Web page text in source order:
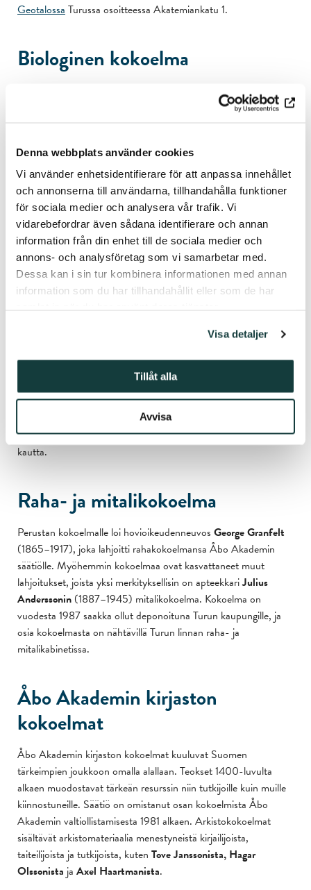
Denna webbplats använder cookies
Vi använder enhetsidentifierare för att anpassa innehållet
och annonserna till användarna, tillhandahålla funktioner
för sociala medier och analysera vår trafik. Vi
vidarebefordrar även sådana identifierare och annan
information från din enhet till de sociala medier och
annons- och analysföretag som vi samarbetar med.
Dessa kan i sin tur kombinera informationen med annan
information som du har tillhandahållit eller som de har
Visa detaljer
Tillåt alla
Avvisa
GeotalossaTurussa osoitteessa Akatemiankatu 1.
Biologinen kokoelma
Biologiset kokoelmat ovat syntyneet noin 150 amatööri- ja
ammattibiologilta saatujen lahjoitusten ansiosta. Ensimmäiset
Montell, joka toimitti kokoelmien ensimmäisen intendentin
virkaa vuosina 1930–1954. Hänen johdollaan ja hänen
keräilytoimintansa ansiosta kokoelmat kasvoivat ratkaisevasti.
Vanhin näyte kokoelmassa on varhaiselta 1800-luvulta.
Harvinaisuuksien joukkoon kuuluu esimerkiksi
idänsiilikäsperhonen (Arctia menetriesii), joka on
kansainvälisestikin harvinainen.
Kokoelmia säilytetään Turun yliopiston eläinmuseossa ja
munaa, 21 000 sientä sekä noin 8 000 jäkälä- ja
suunnattu suoraan Åbo Akademille, joten biologiset kokoelmat
kokonaisuutena ovat vieläkin laajemmat. Kokoelmat ovat
ensisijaisesti tutkijoiden saavutettavissa mutta osaa niistä pääsee
Turun yliopiston eläinmuseossa
yleisölle. Osa kokoelmista on saavutettavissa Laji.fi-palvelun
kautta.
Raha- ja mitalikokoelma
Perustan kokoelmalle loi hovioikeudenneuvos George Granfelt
(1865–1917), joka lahjoitti rahakokoelmansa Åbo Akademin
säätiölle. Myöhemmin kokoelmaa ovat kasvattaneet muut
lahjoitukset, joista yksi merkityksellisin on apteekkariJulius
Anderssonin (1887–1945) mitalikokoelma. Kokoelma on
vuodesta 1987 saakka ollut deponoituna Turun kaupungille, ja
osia kokoelmasta on nähtävillä Turun linnan raha- ja
mitalikabinetissa.
Åbo Akademin kirjaston
kokoelmat
Åbo Akademin kirjaston kokoelmat kuuluvat Suomen
tärkeimpien joukkoon omalla alallaan. Teokset 1400-luvulta
alkaen muodostavat tärkeän resurssin niin tutkijoille kuin muille
kiinnostuneille. Säätiö on omistanut osan kokoelmista Åbo
Akademin valtiollistamisesta 1981 alkaen. Arkistokokoelmat
sisältävät arkistomateriaalia menestyneistä kirjailijoista,
taiteilijoista ja tutkijoista, kuten Tove Janssonista, Hagar
Olssonista ja Axel Haartmanista.